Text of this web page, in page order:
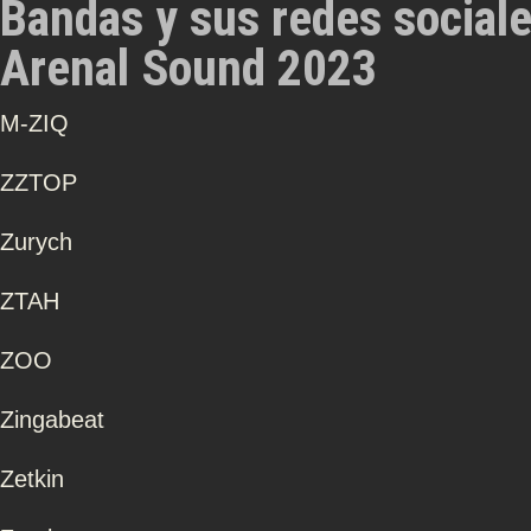
Bandas y sus redes
Arenal Sound 2023
Μ-ZIQ
ZZTOP
Zurych
ZTAH
ZOO
Zingabeat
Zetkin